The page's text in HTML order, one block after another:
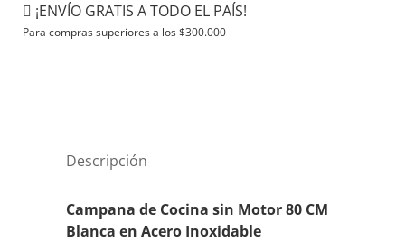
Motor
80
cantidad
¡ENVÍO GRATIS A TODO EL PAÍS!
Para compras superiores a los$300.000
Descripción
Campana de Cocina sin Motor 80 CM
Blanca en Acero Inoxidable